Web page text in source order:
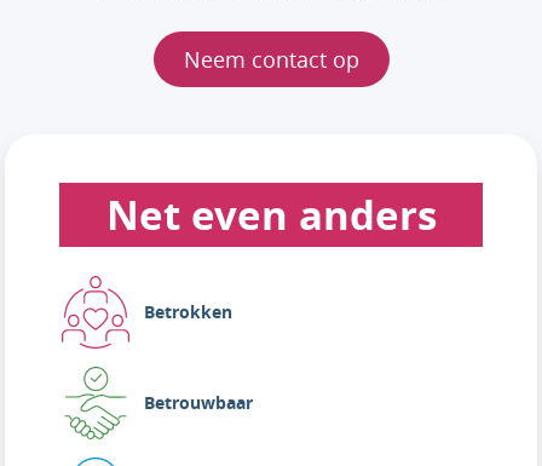
Neem contact op
Net even anders
Betrokken
Betrouwbaar